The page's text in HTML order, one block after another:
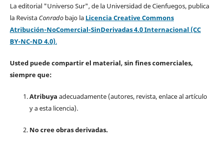
La editorial "Universo Sur", de la Universidad de Cienfuegos, publica
la Revista Conradobajo la Licencia Creative Commons
Atribución-NoComercial-SinDerivadas 4.0 Internacional (CC
BY-NC-ND 4.0).
Usted puede compartir el material, sin fines comerciales,
siempre que:
Atribuya adecuadamente (autores, revista, enlace al artículo
y a esta licencia).
No cree obras derivadas.